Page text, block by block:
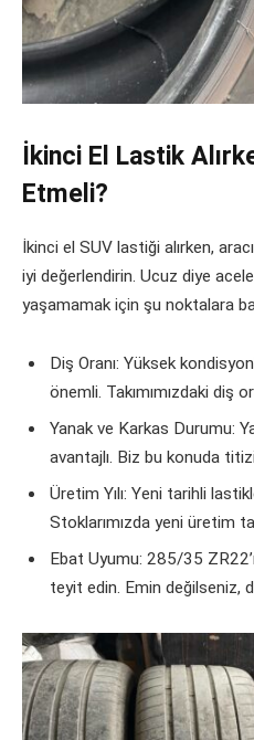
İkinci El Lastik
Etmeli?
İkinci el SUV lastiği alırken,
iyi değerlendirin. Ucuz diye
yaşamamak için şu noktalara
Diş Oranı: Yüksek
önemli. Takımımızdaki diş
Yanak ve Karkas Durumu:
avantajlı. Biz bu konuda
Üretim Yılı: Yeni tarihli
Stoklarımızda yeni üretim
Ebat Uyumu: 285/35
teyit edin. Emin değilseniz,